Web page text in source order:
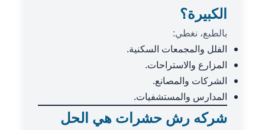
الكبيرة؟
بالطبع، نغطي:
الفلل والمجمعات السكنية.
المزارع والاستراحات.
الشركات والمصانع.
المدارس والمستشفيات.
شركه رش حشرات هي الحل